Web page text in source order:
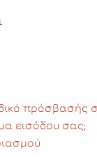
πρόσβασής
εισόδου σας;